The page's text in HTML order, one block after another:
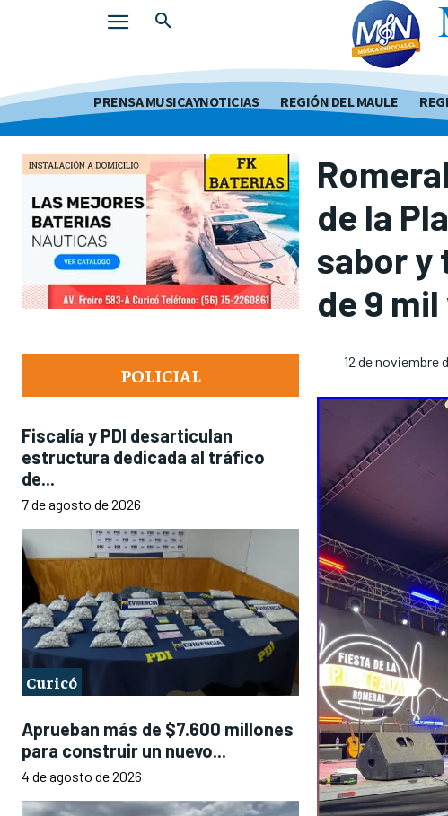
PRENSA MUSICAYNOTICIAS REGIÓN DEL MAULE
POLICIAL
Fiscalía y PDI desarticulan
estructura dedicada al tráfico
de...
7 de agosto de 2026
Curicó
Aprueban más de $7.600 millones
para construir un nuevo...
4 de agosto de 2026
de la
sabor y
de 9
12 de noviembre